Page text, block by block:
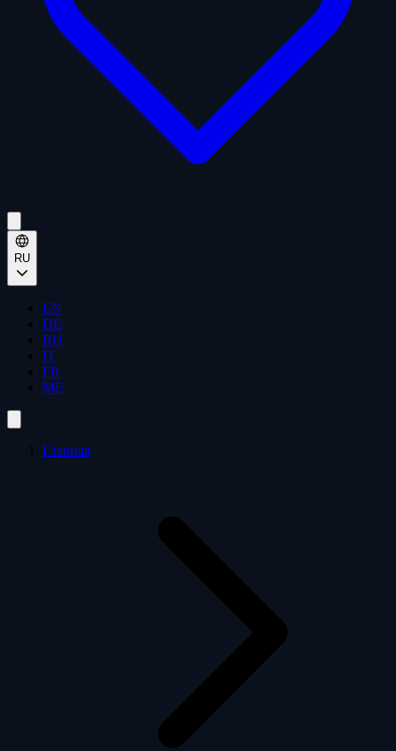
RU
EN
DE
RU
IT
FR
ME
Главная